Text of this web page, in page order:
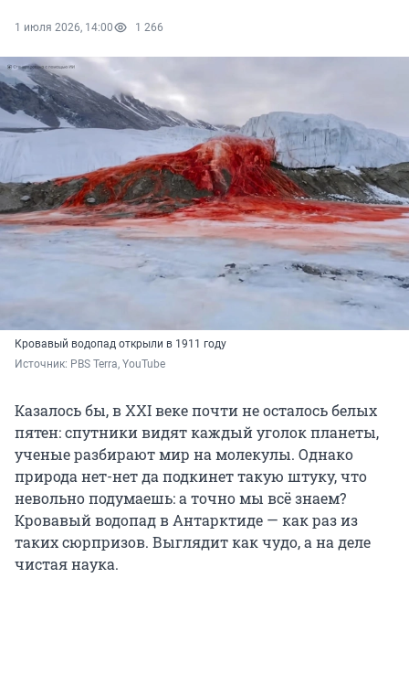
1 июля 2026, 14:00 1 266
Кровавый водопад открыли в 1911 году
Источник: PBS Terra, YouTube
Казалось бы, в XXI веке почти не осталось белых
пятен: спутники видят каждый уголок планеты,
ученые разбирают мир на молекулы. Однако
природа нет-нет да подкинет такую штуку, что
невольно подумаешь: а точно мы всё знаем?
Кровавый водопад в Антарктиде — как раз из
таких сюрпризов. Выглядит как чудо, а на деле
чистая наука.